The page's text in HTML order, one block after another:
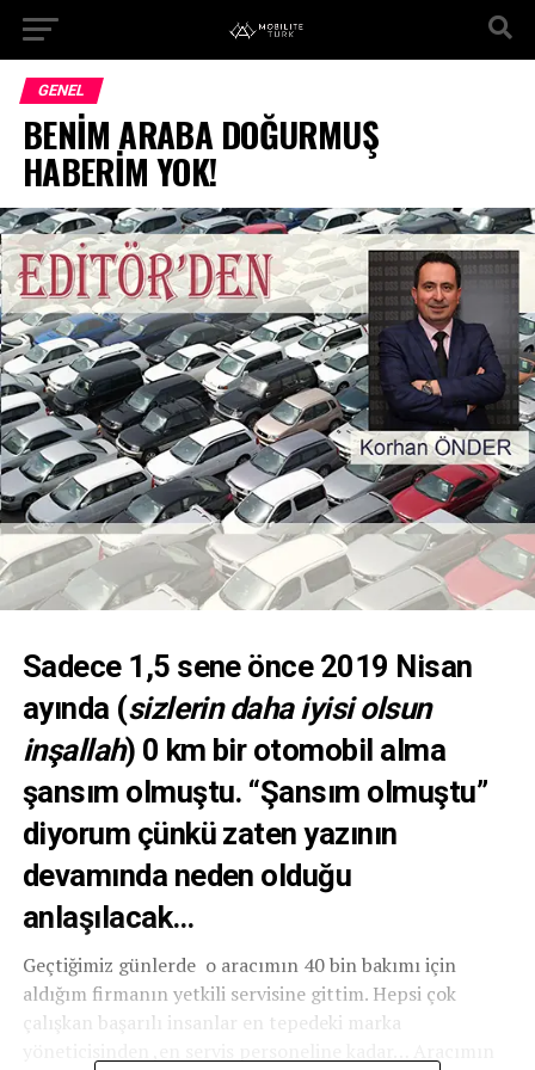
GENEL
BENİM ARABA DOĞURMUŞ
HABERİM YOK!
Sadece 1,5 sene önce 2019 Nisan
ayında (sizlerin daha iyisi olsun
inşallah) 0 km bir otomobil alma
şansım olmuştu. “Şansım olmuştu”
diyorum çünkü zaten yazının
devamında neden olduğu
anlaşılacak…
Geçtiğimiz günlerde o aracımın 40 bin bakımı için
aldığım firmanın yetkili servisine gittim. Hepsi çok
çalışkan başarılı insanlar en tepedeki marka